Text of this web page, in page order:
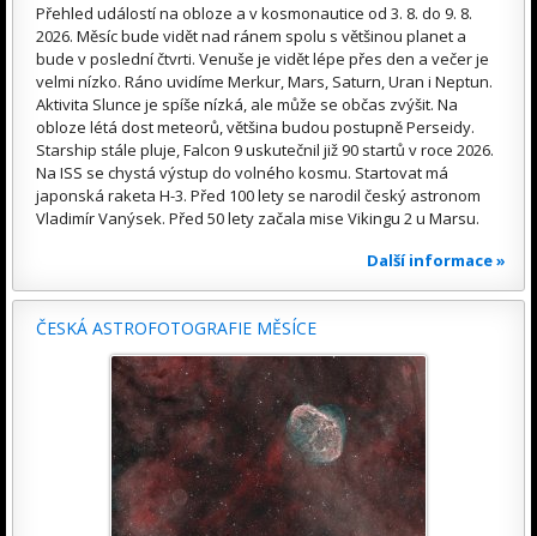
Přehled událostí na obloze a v kosmonautice od 3. 8. do 9. 8.
2026. Měsíc bude vidět nad ránem spolu s většinou planet a
bude v poslední čtvrti. Venuše je vidět lépe přes den a večer je
velmi nízko. Ráno uvidíme Merkur, Mars, Saturn, Uran i Neptun.
Aktivita Slunce je spíše nízká, ale může se občas zvýšit. Na
obloze létá dost meteorů, většina budou postupně Perseidy.
Starship stále pluje, Falcon 9 uskutečnil již 90 startů v roce 2026.
Na ISS se chystá výstup do volného kosmu. Startovat má
japonská raketa H-3. Před 100 lety se narodil český astronom
Vladimír Vanýsek. Před 50 lety začala mise Vikingu 2 u Marsu.
Další informace »
ČESKÁ ASTROFOTOGRAFIE MĚSÍCE